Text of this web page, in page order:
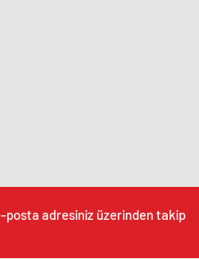
posta adresiniz üzerinden takip